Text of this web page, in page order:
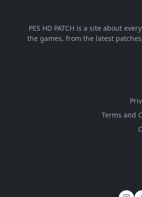
PES HD PATCH is a site about
the games, from the latest
Terms and